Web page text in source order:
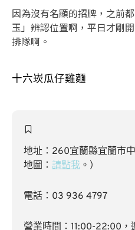
因為沒有名顯的招牌，之前
玉」辨認位置啊，平日才剛
排隊啊。
十六崁瓜仔雞麵
地址： 260宜蘭縣宜蘭市
地圖： 請點我 。）
電話：03 936 4797
營業時間：11:00-22:00，